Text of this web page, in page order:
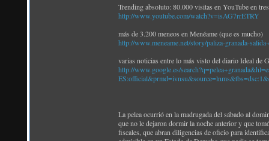
Trending absoluto: 80.000 visitas en YouTube en
http://www.youtube.com/watch?v=isAG7rrETRY
más de 3.200 meneos en Menéame (que es mucho)
http://www.meneame.net/story/paliza-granada-
varias noticias entre lo más visto del diario Ideal de
http://www.google.es/
La pelea ocurrió en la madrugada del sábado al
que no le dejaron dormir la noche anterior y que
fiscales, que abran diligencias de oficio para